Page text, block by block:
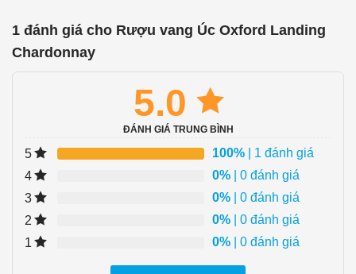
1 đánh giá cho Rượu vang Úc Oxford Landing
Chardonnay
5.0
ĐÁNH GIÁ TRUNG BÌNH
5 100% | 1 đánh giá
4
0% | 0 đánh giá
3
0% | 0 đánh giá
2
0% | 0 đánh giá
1
0% | 0 đánh giá